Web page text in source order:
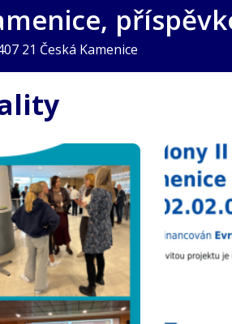
21 Česká Kamenice